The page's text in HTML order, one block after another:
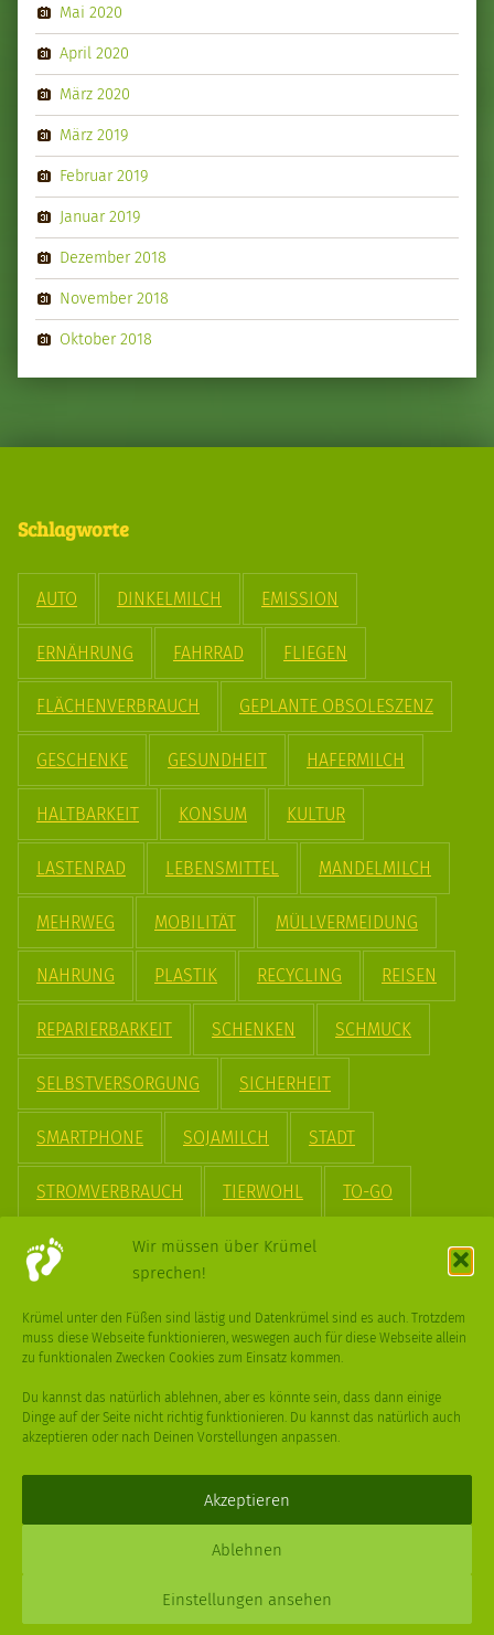
Wir müssen über Krümel
sprechen!
Krümel unter den Füßen sind lästig und Datenkrümel sind es auch. Trotzdem
muss diese Webseite funktionieren, weswegen auch für diese Webseite allein
zu funktionalen Zwecken Cookies zum Einsatz kommen.
Du kannst das natürlich ablehnen, aber es könnte sein, dass dann einige
Dinge auf der Seite nicht richtig funktionieren. Du kannst das natürlich auch
akzeptieren oder nach Deinen Vorstellungen anpassen.
Akzeptieren
Ablehnen
Einstellungen ansehen
Mai 2020
April 2020
März 2020
März 2019
Februar 2019
Januar 2019
Dezember 2018
November 2018
Oktober 2018
Schlagworte
AUTO DINKELMILCH EMISSION
ERNÄHRUNG FAHRRAD FLIEGEN
FLÄCHENVERBRAUCH GEPLANTE OBSOLESZENZ
GESCHENKE GESUNDHEIT HAFERMILCH
HALTBARKEIT KONSUM KULTUR
LASTENRAD LEBENSMITTEL MANDELMILCH
MEHRWEG MOBILITÄT MÜLLVERMEIDUNG
NAHRUNG PLASTIK RECYCLING REISEN
REPARIERBARKEIT SCHENKEN SCHMUCK
SELBSTVERSORGUNG SICHERHEIT
SMARTPHONE SOJAMILCH STADT
STROMVERBRAUCH TIERWOHL TO-GO
TREND UPCYCLING VEGAN
WEIHNACHTSBAUM WINTER
XPDT : Marken & Kommunikation